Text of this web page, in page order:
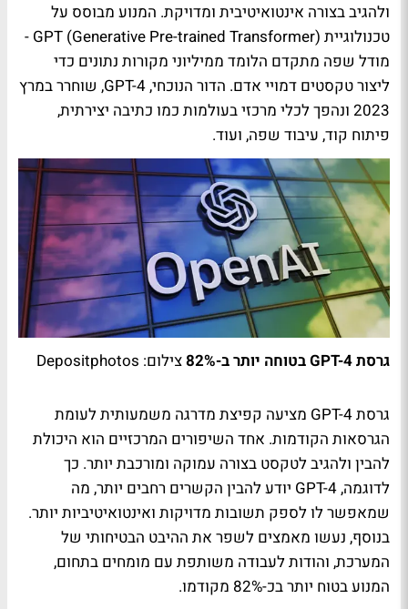
ולהגיב בצורה אינטואיטיבית ומדויקת. המנוע מבוסס על
טכנולוגיית GPT (Generative Pre-trained Transformer) -
מודל שפה מתקדם הלומד ממיליוני מקורות נתונים כדי
ליצור טקסטים דמויי אדם. הדור הנוכחי, GPT-4, שוחרר במרץ
2023 ונהפך לכלי מרכזי בעולמות כמו כתיבה יצירתית,
פיתוח קוד, עיבוד שפה, ועוד.
גרסת GPT-4 בטוחה יותר ב-82% צילום: Depositphotos
גרסת GPT-4 מציעה קפיצת מדרגה משמעותית לעומת
הגרסאות הקודמות. אחד השיפורים המרכזיים הוא היכולת
להבין ולהגיב לטקסט בצורה עמוקה ומורכבת יותר. כך
לדוגמה, GPT-4 יודע להבין הקשרים רחבים יותר, מה
שמאפשר לו לספק תשובות מדויקות ואינטואיטיביות יותר.
בנוסף, נעשו מאמצים לשפר את ההיבט הבטיחותי של
המערכת, והודות לעבודה משותפת עם מומחים בתחום,
המנוע בטוח יותר בכ-82% מקודמו.